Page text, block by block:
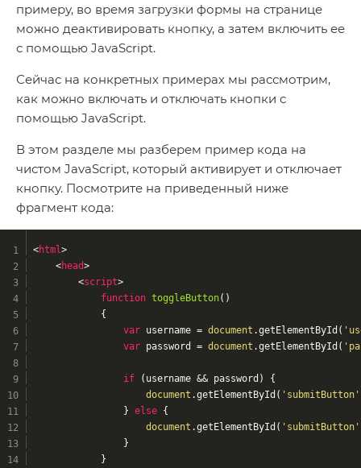
примеру, во время загрузки формы на странице
можно деактивировать кнопку, а затем включить ее
с помощью JavaScript.
Сейчас на конкретных примерах мы рассмотрим,
как можно включать и отключать кнопки с
помощью JavaScript.
В этом разделе мы разберем пример кода на
чистом JavaScript, который активирует и отключает
кнопку. Посмотрите на приведенный ниже
фрагмент кода:
<html >
<head>
<script>
function toggleButton( )
{
var username = document .getElementById(
var password = document .getElementById(
if (username && password) {
document .getElementById( 'submitButton'
                }
else {
document .getElementById( 'submitButton'
                }
            }